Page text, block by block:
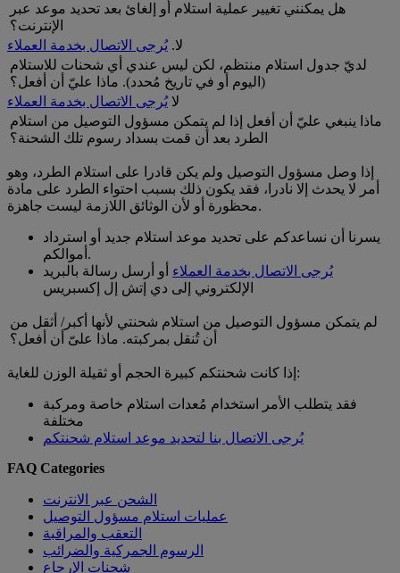
هل يمكنني تغيير عملية استلام أو إلغائ بعد تحديد موعد عبر
الإنترنت؟
لا.يُرجى الاتصال بخدمة العملاء
لديّ جدول استلام منتظم، لكن ليس عندي أي شحنات للاستلام
(اليوم أو في تاريخ مُحدد). ماذا عليّ أن أفعل؟
لايُرجى الاتصال بخدمة العملاء
ماذا ينبغي عليّ أن أفعل إذا لم يتمكن مسؤول التوصيل من استلام
الطرد بعد أن قمت بسداد رسوم تلك الشحنة؟
إذا وصل مسؤول التوصيل ولم يكن قادرا على استلام الطرد، وهو
أمر لا يحدث إلا نادرا، فقد يكون ذلك بسبب احتواء الطرد على مادة
محظورة أو لأن الوثائق اللازمة ليست جاهزة.
يسرنا أن نساعدكم على تحديد موعد استلام جديد أو استرداد
أموالكم.
يُرجى الاتصال بخدمة العملاء أو أرسل رسالة بالبريد
الإلكتروني إلى دي إتش إل إكسبريس
لم يتمكن مسؤول التوصيل من استلام شحنتي لأنها أكبر/ أثقل من
أن تُنقل بمركبته. ماذا علىّ أن أفعل؟
إذا كانت شحنتكم كبيرة الحجم أو ثقيلة الوزن للغاية:
فقد يتطلب الأمر استخدام مُعدات استلام خاصة ومركبة
مختلفة
يُرجى الاتصال بنا لتحديد موعد استلام شحنتكم
FAQ Categories
الشحن عبر الانترنت
عمليات استلام مسؤول التوصيل
التعقب والمراقبة
الرسوم الجمركية والضرائب
شحنات الإرجاع